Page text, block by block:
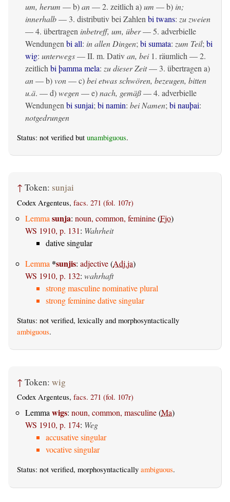
um, herum — b)an— 2. zeitlich a)um — b) in;
innerhalb— 3. distributiv bei Zahlen bi twans: zu zweien
— 4. übertragen inbetreff, um, über— 5. adverbielle
Wendungen bi all: in allen Dingen; bi sumata: zum Teil; bi
wig: unterwegs— II. m. Dativan, bei1. räumlich — 2.
zeitlich bi þamma mela: zu dieser Zeit— 3. übertragen a)
an— b)von— c)bei etwas schwören, bezeugen, bitten
u.ä. — d)wegen— e)nach, gemäß— 4. adverbielle
Wendungen bi sunjai; bi namin: bei Namen; bi nauþai:
notgedrungen
Status: not verified but unambiguous.
↑ Token: sunjai
Codex Argenteus, facs. 271 (fol. 107r)
Lemma sunja: noun, common, feminine(Fjo)
WS 1910, p. 131: Wahrheit
dative singular
Lemma *sunjis: adjective(Adj.ja)
WS 1910, p. 132: wahrhaft
strong masculine nominative plural
strong feminine dative singular
Status: not verified, lexically and morphosyntactically
ambiguous.
↑ Token: wig
Codex Argenteus, facs. 271 (fol. 107r)
Lemmawigs: noun, common, masculine(Ma)
WS 1910, p. 174: Weg
accusative singular
vocative singular
Status: not verified, morphosyntactically ambiguous.